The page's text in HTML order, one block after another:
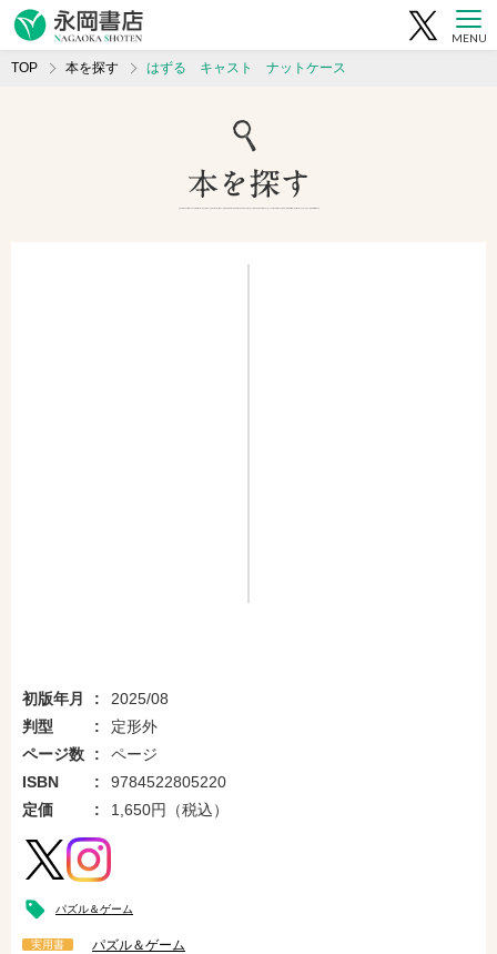
MENU
TOP 本を探す はずる キャスト ナットケース
初版年月
2025/08
判型
定形外
ページ数
ページ
ISBN
9784522805220
定価
1,650円（税込）
パズル＆ゲーム
実用書 パズル＆ゲーム